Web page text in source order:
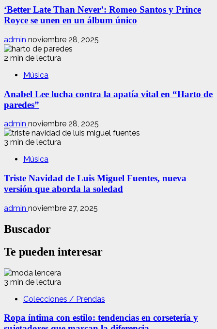
‘Better Late Than Never’: Romeo Santos y Prince
Royce se unen en un álbum único
admin noviembre 28, 2025
2 min de lectura
Música
Anabel Lee lucha contra la apatía vital en “Harto de
paredes”
admin noviembre 28, 2025
3 min de lectura
Música
Triste Navidad de Luis Miguel Fuentes, nueva
versión que aborda la soledad
admin noviembre 27, 2025
Buscador
Te pueden interesar
3 min de lectura
Colecciones / Prendas
Ropa íntima con estilo: tendencias en corsetería y